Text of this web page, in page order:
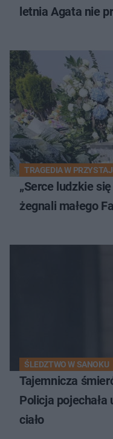
letnia Agata nie
TRAGEDIA W
„Serce ludzkie
żegnali małego
ŚLEDZTWO W SANOKU
Tajemnicza
Policja
ciało